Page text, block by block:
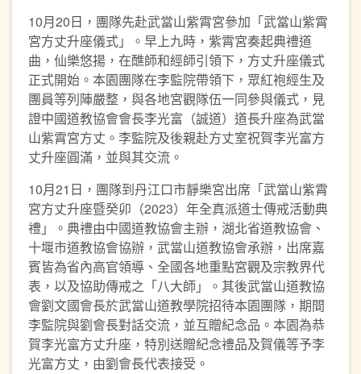
10月20日，團隊先赴武當山紫霄宮參加「武當山紫霄
宮方丈升座儀式」。早上九時，紫霄宮奏起典禮道
曲，仙樂悠揚，在醮師和經師引領下，方丈升座儀式
正式開始。本園團隊在李監院帶領下，眾紅袍經生及
團員等列陣嚴整，與各地宮觀隊伍一同參與儀式，見
證中國道教協會會長李光富（誠道）道長升座為武當
山紫霄宮方丈。李監院及後親赴方丈室祝賀李光富方
丈升座圓滿，並與其交流。
10月21日，團隊到丹江口市靜樂宮出席「武當山紫霄
宮方丈升座暨癸卯（2023）年全真派道士傳戒活動典
禮」。典禮由中國道教協會主辦，湖北省道教協會、
十堰市道教協會協辦，武當山道教協會承辦，出席嘉
賓皆為省內高官領導、全國各地重點宮觀及宗教界代
表，以及協助傳戒之「八大師」。其後武當山道教協
會劉文國會長於武當山道教學院招待本園團隊，期間
李監院與劉會長對話交流，並互贈紀念品。本園為恭
賀李光富方丈升座，特別送贈紀念禮品及賀儀等予李
光富方丈，由劉會長代表接受。